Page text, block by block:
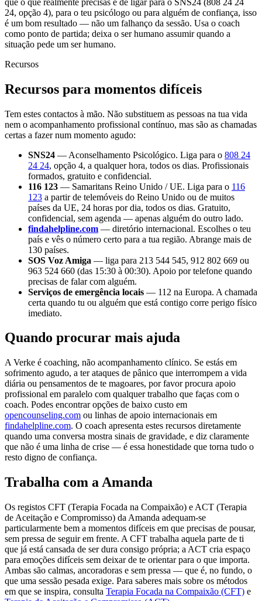
24, opção 4), para o teu psicólogo ou para alguém de confiança, isso
é um bom resultado — não um falhanço da sessão. Usa o coach
como ponto de partida; deixa o ser humano assumir quando a
situação pede um ser humano.
Recursos
Recursos para momentos difíceis
Tem estes contactos à mão. Não substituem as pessoas na tua vida
nem o acompanhamento profissional contínuo, mas são as chamadas
certas a fazer num momento agudo:
SNS24 — Aconselhamento Psicológico. Liga para o 808 24
24 24, opção 4, a qualquer hora, todos os dias. Profissionais
formados, gratuito e confidencial.
116 123 — Samaritans Reino Unido / UE. Liga para o 116
123 a partir de telemóveis do Reino Unido ou de muitos
países da UE, 24 horas por dia, todos os dias. Gratuito,
confidencial, sem agenda — apenas alguém do outro lado.
findahelpline.com — diretório internacional. Escolhes o teu
país e vês o número certo para a tua região. Abrange mais de
130 países.
SOS Voz Amiga — liga para 213 544 545, 912 802 669 ou
963 524 660 (das 15:30 à 00:30). Apoio por telefone quando
precisas de falar com alguém.
Serviços de emergência locais — 112 na Europa. A chamada
certa quando tu ou alguém que está contigo corre perigo físico
imediato.
Quando procurar mais ajuda
A Verke é coaching, não acompanhamento clínico. Se estás em
sofrimento agudo, a ter ataques de pânico que interrompem a vida
diária ou pensamentos de te magoares, por favor procura apoio
profissional em paralelo com qualquer trabalho que faças com o
coach. Podes encontrar opções de baixo custo em
opencounseling.com ou linhas de apoio internacionais em
findahelpline.com. O coach apresenta estes recursos diretamente
quando uma conversa mostra sinais de gravidade, e diz claramente
que não é uma linha de crise — é essa honestidade que torna tudo o
resto digno de confiança.
Trabalha com a Amanda
Os registos CFT (Terapia Focada na Compaixão) e ACT (Terapia
de Aceitação e Compromisso) da Amanda adequam-se
particularmente bem a momentos difíceis em que precisas de pousar,
sem pressa de seguir em frente. A CFT trabalha aquela parte de ti
que já está cansada de ser dura consigo própria; a ACT cria espaço
para emoções difíceis sem deixar de te orientar para o que importa.
Ambas são calmas, ancoradoras e sem pressa — que é, no fundo, o
que uma sessão pesada exige. Para saberes mais sobre os métodos
em que se inspira, consulta Terapia Focada na Compaixão (CFT) e